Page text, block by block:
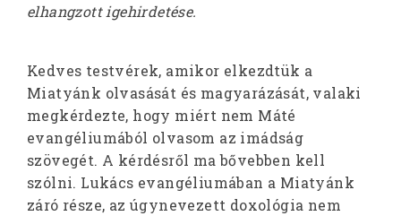
elhangzott igehirdetése.
Kedves testvérek, amikor elkezdtük a
Miatyánk olvasását és magyarázását, valaki
megkérdezte, hogy miért nem Máté
evangéliumából olvasom az imádság
szövegét. A kérdésről ma bővebben kell
szólni. Lukács evangéliumában a Miatyánk
záró része, az úgynevezett doxológia nem